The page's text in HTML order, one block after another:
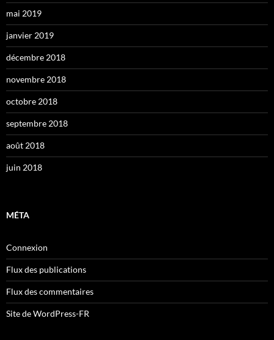
mai 2019
janvier 2019
décembre 2018
novembre 2018
octobre 2018
septembre 2018
août 2018
juin 2018
MÉTA
Connexion
Flux des publications
Flux des commentaires
Site de WordPress-FR